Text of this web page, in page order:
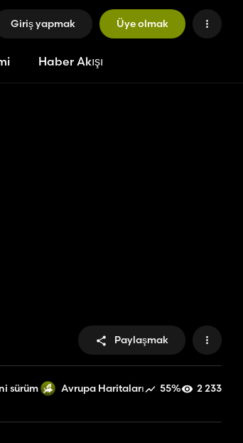
Giriş yapmak Üye olmak
Haber Akışı
Paylaşmak
sürüm Avrupa Haritaları 55% 2 233